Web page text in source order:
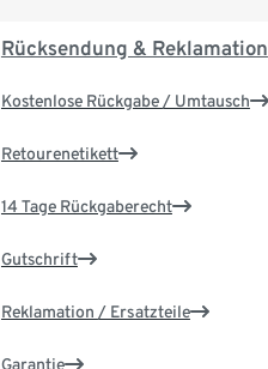
Rücksendung & Reklamation
Kostenlose Rückgabe / Umtausch
Retourenetikett
14 Tage Rückgaberecht
Gutschrift
Reklamation / Ersatzteile
Garantie